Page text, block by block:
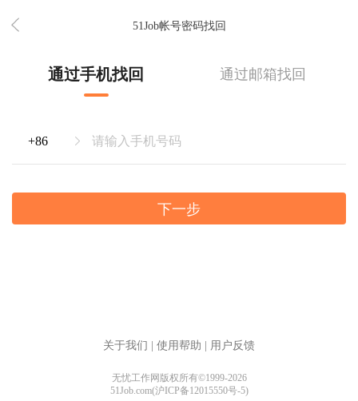
51Job帐号密码找回
通过手机找回 通过邮箱找回
下一步
关于我们 使用帮助 用户反馈
无忧工作网版权所有©1999-2026
51Job.com(沪ICP备12015550号-5)